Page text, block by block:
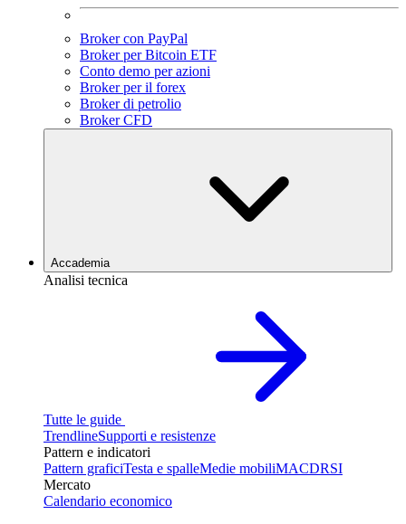
Broker con PayPal
Broker per Bitcoin ETF
Conto demo per azioni
Broker per il forex
Broker di petrolio
Broker CFD
Accademia
Analisi tecnica
Tutte le guide
TrendlineSupporti e resistenze
Pattern e indicatori
Pattern graficiTesta e spalleMedie mobiliMACDRSI
Mercato
Calendario economico